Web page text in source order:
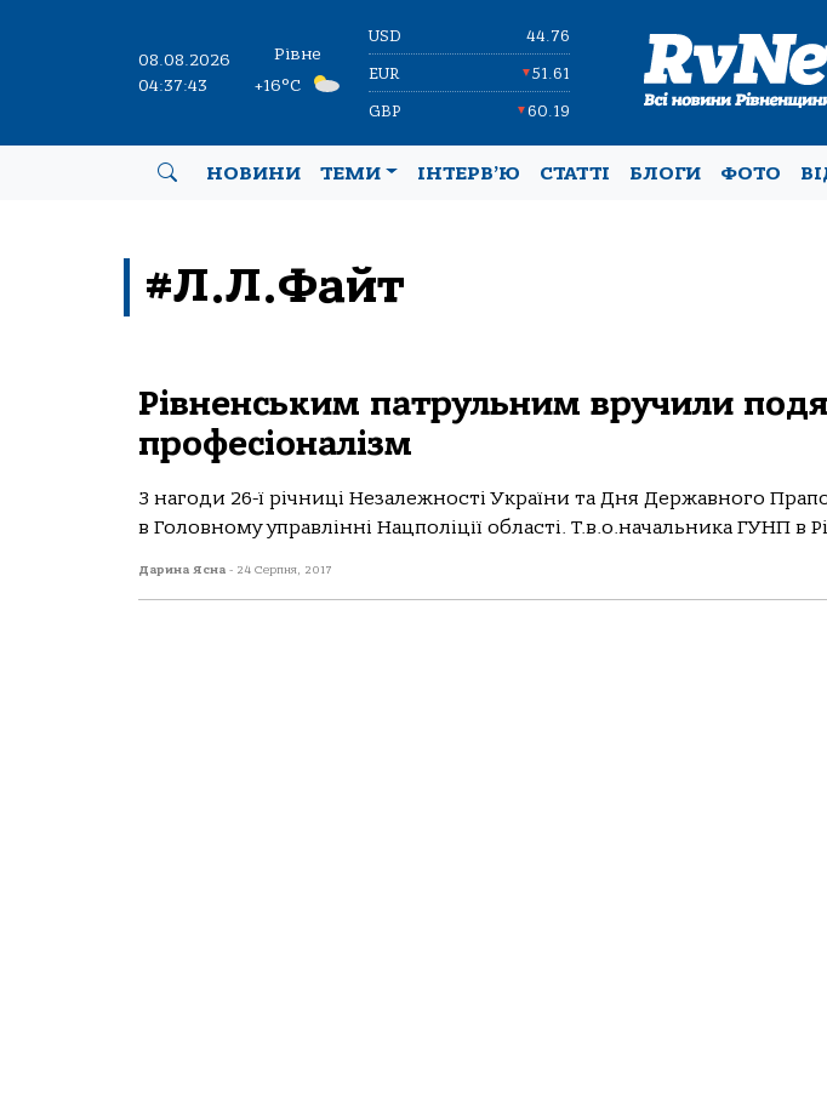
08.08.2026
04:37:43
Рівне
+16°C
USD 44.76
EUR ▼51.61
GBP ▼60.19
НОВИНИ ТЕМИ ІНТЕРВ’Ю СТАТТІ БЛОГИ ФОТО
#Л.Л.Файт
Рівненським патрульним вручили
професіоналізм
З нагоди 26-ї річниці Незалежності України та Дня Державного
в Головному управлінні Нацполіції області. Т.в.о.начальника ГУНП в
Дарина Ясна - 24 Серпня, 2017